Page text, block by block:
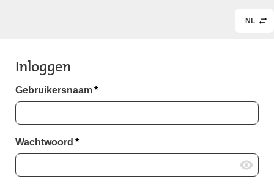
NL
Inloggen
Gebruikersnaam*
Wachtwoord *